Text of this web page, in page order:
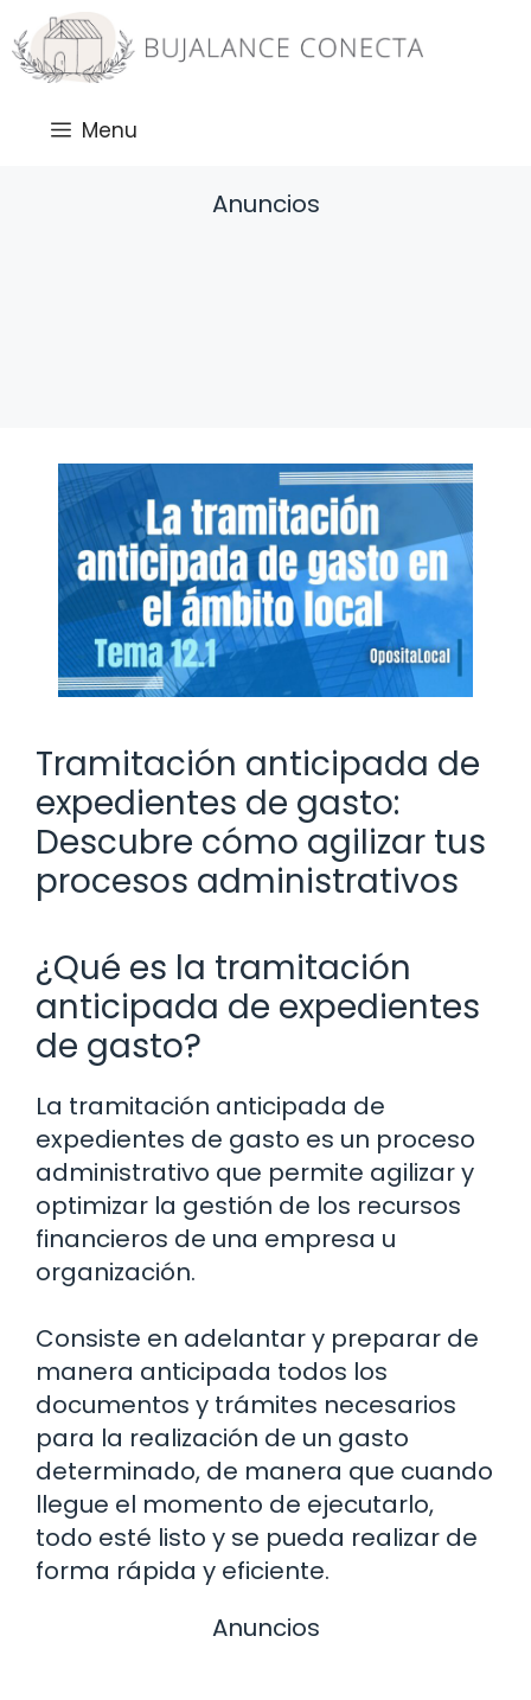
Saltar
al
contenido
Menu
Anuncios
Tramitación anticipada de
expedientes de gasto:
Descubre cómo agilizar tus
procesos administrativos
¿Qué es la tramitación
anticipada de expedientes
de gasto?
La tramitación anticipada de
expedientes de gasto es un proceso
administrativo que permite agilizar y
optimizar la gestión de los recursos
financieros de una empresa u
organización.
Consiste en adelantar y preparar de
manera anticipada todos los
documentos y trámites necesarios
para la realización de un gasto
determinado, de manera que cuando
llegue el momento de ejecutarlo,
todo esté listo y se pueda realizar de
forma rápida y eficiente.
Anuncios